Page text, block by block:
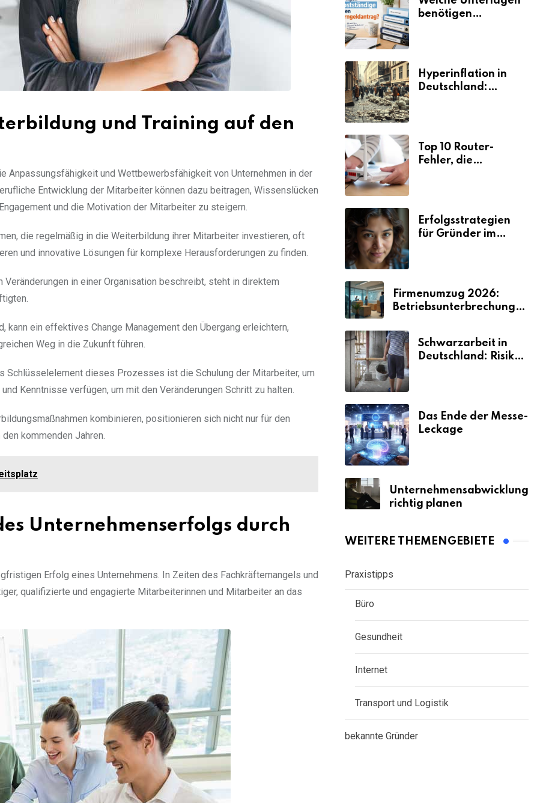
und Training auf den
und Wettbewerbsfähigkeit von Unternehmen in der
Entwicklung der Mitarbeiter können dazu beitragen, Wissenslücken
und die Motivation der Mitarbeiter zu steigern.
die regelmäßig in die Weiterbildung ihrer Mitarbeiter investieren, oft
und innovative Lösungen für komplexe Herausforderungen zu finden.
in einer Organisation beschreibt, steht in direktem
kann ein effektives Change Management den Übergang erleichtern,
Weg in die Zukunft führen.
Schlüsselelement dieses Prozesses ist die Schulung der Mitarbeiter, um
Kenntnisse verfügen, um mit den Veränderungen Schritt zu halten.
kombinieren, positionieren sich nicht nur für den
kommenden Jahren.
Unternehmenserfolgs durch
Erfolg eines Unternehmens. In Zeiten des Fachkräftemangels und
qualifizierte und engagierte Mitarbeiterinnen und Mitarbeiter an das
benötigen
Hyperinflation in
Deutschland:
Top 10 Router-
Fehler, die
Erfolgsstrategien
für Gründer im
Firmenumzug 2026:
Betriebsunterbrechungen
Schwarzarbeit in
Deutschland: Risiken
Das Ende der Messe-
Leckage
Unternehmensabwicklung
richtig planen
WEITERE THEMENGEBIETE
Praxistipps
Büro
Gesundheit
Internet
Transport und Logistik
bekannte Gründer